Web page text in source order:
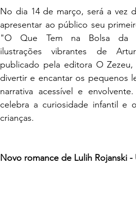
No dia 14 de março, será a vez
apresentar ao público seu
"O Que Tem na Bolsa da
ilustrações vibrantes de
publicado pela editora O
divertir e encantar os pequenos
narrativa acessível e
celebra a curiosidade infantil e
crianças.
Novo romance de Lulih Rojanski